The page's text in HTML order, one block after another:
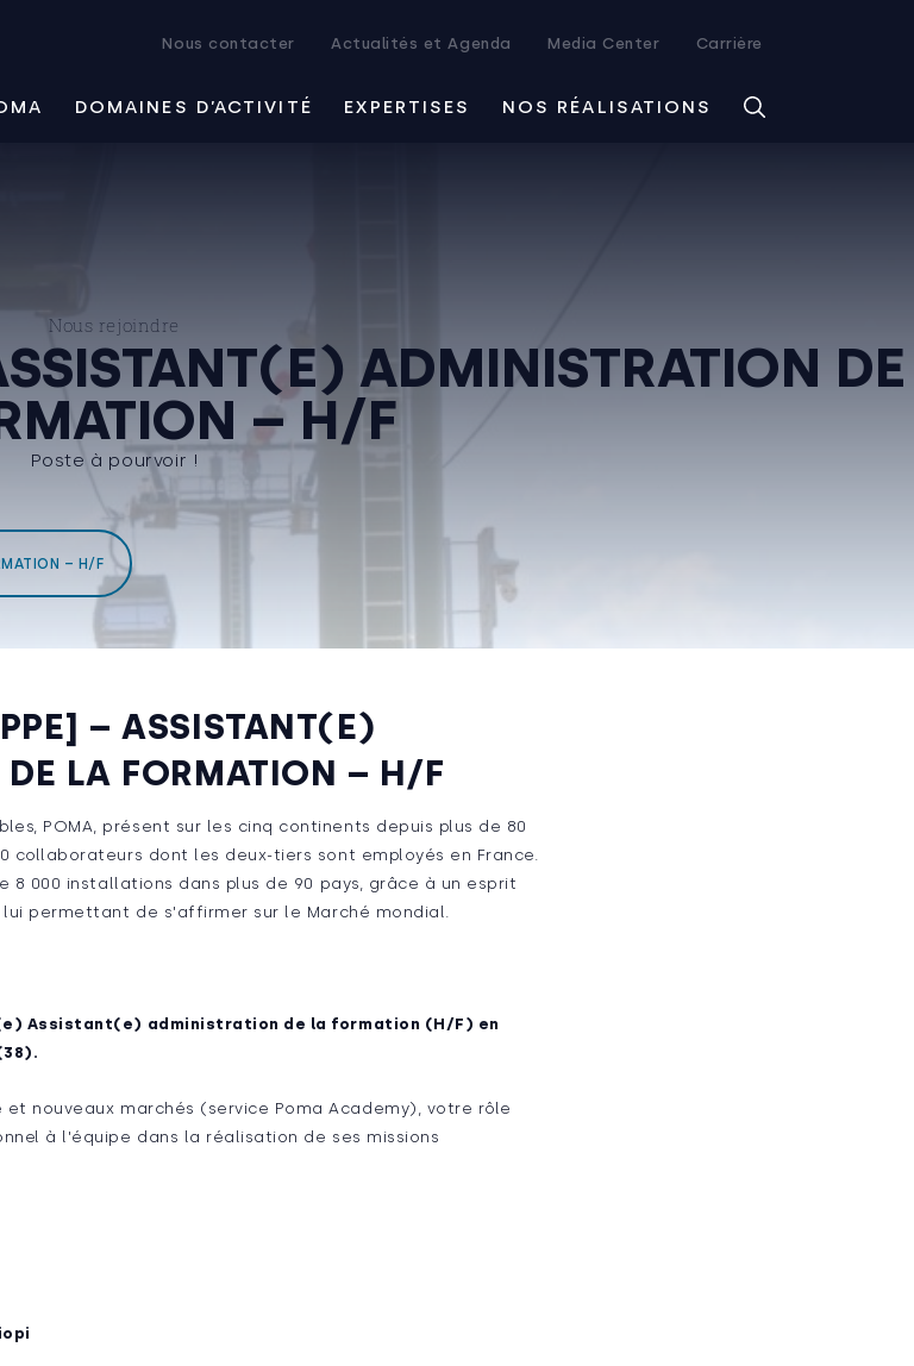
Nous contacter Actualités et Agenda Media Center Carrière
DOMAINES D’ACTIVITÉ EXPERTISES NOS RÉALISATIONS
Nous rejoindre
ADMINISTRATION DE
– H/F
Poste à pourvoir !
– H/F
– ASSISTANT(E)
LA FORMATION – H/F
POMA, présent sur les cinq continents depuis plus de 80
collaborateurs dont les deux-tiers sont employés en France.
8 000 installations dans plus de 90 pays, grâce à un esprit
lui permettant de s'affirmer sur le Marché mondial.
Assistant(e) administration de la formation (H/F) en
nouveaux marchés (service Poma Academy), votre rôle
à l'équipe dans la réalisation de ses missions